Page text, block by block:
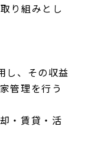
り組みとし
し、その収益
管理を行う
・賃貸・活